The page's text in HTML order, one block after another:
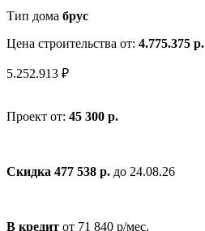
Тип дома брус
Цена строительства от: 4.775.375 р.
5.252.913 ₽
Проект от: 45 300 р.
Скидка 477 538 р. до 24.08.26
В кредит от 71 840 р/мес.